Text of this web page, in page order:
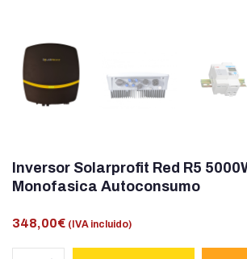
Inversor Solarprofit Red R5
Monofasica Autoconsumo
348,00€ (IVA incluido)